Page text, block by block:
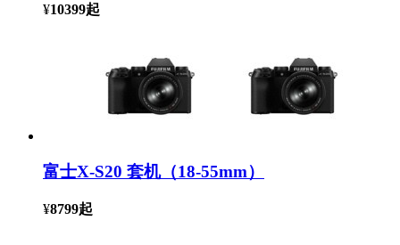
¥10399起
富士X-S20 套机（18-55mm）
¥8799起